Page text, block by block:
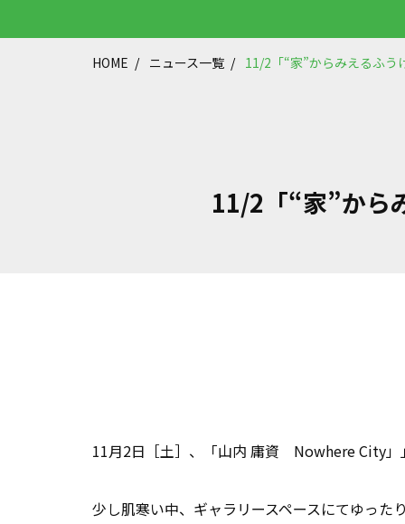
HOME ニュース一覧 11/2「“家”からみえるふう
11/2「“家”から
11月2日［土］、「山内 庸資 Nowhere City」
少し肌寒い中、ギャラリースペースにてゆっ